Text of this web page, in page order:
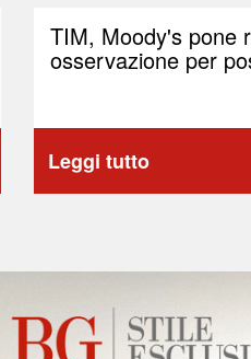
TIM, Moody's pone
osservazione per
Leggi tutto